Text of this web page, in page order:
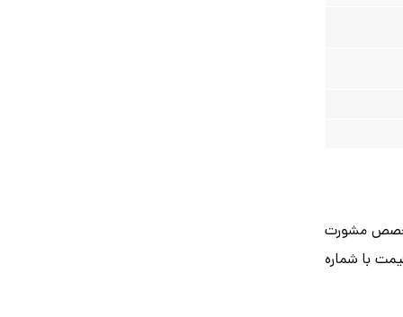
مشورت
با شماره